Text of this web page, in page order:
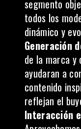
segmento
todos los
dinámico y
Generación
de la marca y
ayudaran a
contenido
reflejan el
Interacción